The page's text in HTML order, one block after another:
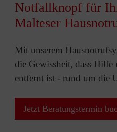
Notfallknopf für
Malteser
Mit unserem
die Gewissheit, dass
entfernt ist - rund um die
Jetzt Beratungstermin